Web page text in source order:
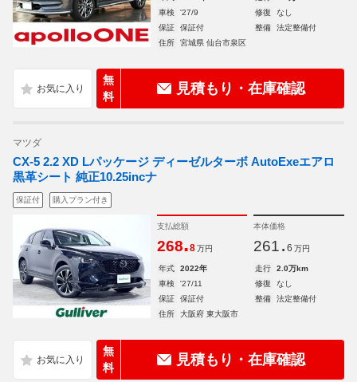
車検
'27/9 修復
なし
保証
保証付 整備
法定整備付
住所
宮城県 仙台市泉区
無
料
見積もり・在庫確認
マツダ
CX-5 2.2 XD Lパッケージ ディーゼルターボ AutoExeエアロ
黒革シート 純正10.25incナ
保証付 購入プラン付き
支払総額
268.8 万円
本体価格
261. 6 万円
年式 2022年 走行
2.0万km
車検
'27/11 修復
なし
保証
保証付 整備
法定整備付
住所
大阪府 東大阪市
無
料
見積もり・在庫確認